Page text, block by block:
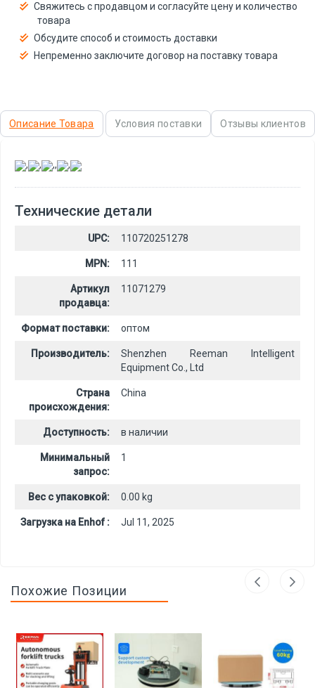
Свяжитесь с продавцом и согласуйте цену и количество
товара
Обсудите способ и стоимость доставки
Непременно заключите договор на поставку товара
Описание Товара Условия поставки Отзывы клиентов
, , ,, ,
Технические детали
UPC: 110720251278
MPN: 111
Артикул
продавца:
11071279
Формат поставки: оптом
Производитель:
Shenzhen Reeman Intelligent
Equipment Co., Ltd
Страна
происхождения:
China
Доступность: в наличии
Минимальный
запрос:
1
Вес с упаковкой: 0.00 kg
Загрузка на Enhof : Jul 11, 2025
Похожие Позиции